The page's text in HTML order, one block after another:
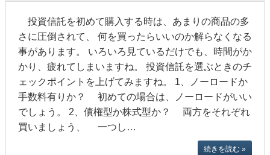
投資信託を初めて購入する時は、あまりの商品の多
さに圧倒されて、 何を買ったらいいのか解らなくなる
事があります。 いろいろ見ているだけでも、時間がか
かり、疲れてしまいますね。 投資信託を選ぶときのチ
ェックポイントを上げてみますね。 1、ノーロードか
手数料有りか？ 初めての場合は、ノーロードがいい
でしょう。 2、債権型か株式型か？ 両方をそれぞれ
買いましょう、 一つし…
続きを読む »